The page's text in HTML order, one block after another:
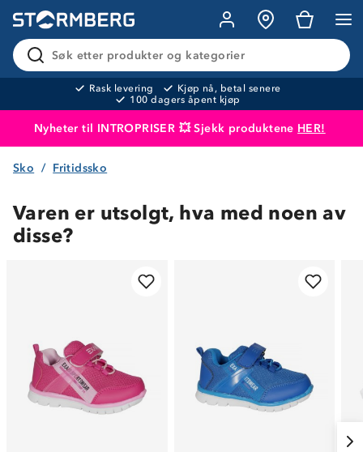
Søk etter produkter og kategorier
Rask levering
Kjøp nå, betal senere
100 dagers åpent kjøp
Nyheter til INTROPRISER 💥 Sjekk produktene HER!
Produktet er lagt i handlekurven
Sko Fritidssko
Varen er utsolgt, hva med noen av
disse?